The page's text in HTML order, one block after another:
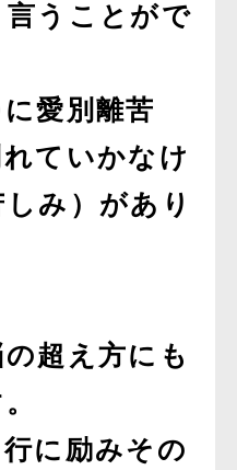
うことがで
愛別離苦
れていかなけ
み）があり
超え方にも
に励みその